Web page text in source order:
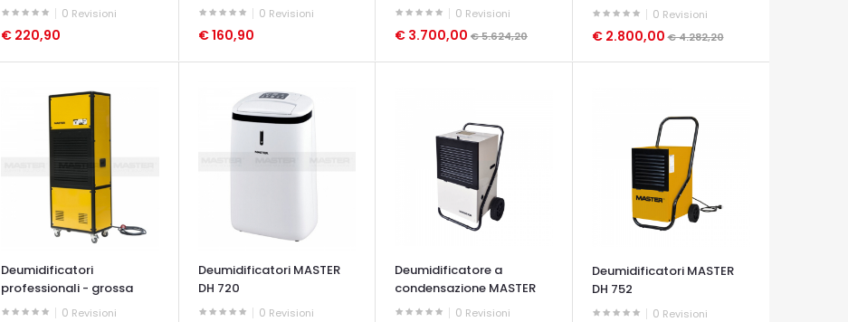
0 Revisioni
€ 220,90
OCCHIATA VELOCE
0 Revisioni
€ 160,90
OCCHIATA VELOCE
0 Revisioni
€ 3.700,00 € 5.624,20
OCCHIATA VELOCE
0 Revisioni
€ 2.800,00€ 4.282,20
OCCHIATA VELOCE
Deumidificatori
professionali - grossa
taglia
0 Revisioni
Deumidificatori MASTER
DH 720
0 Revisioni
Deumidificatore a
condensazione MASTER
DH 792
0 Revisioni
Deumidificatori MASTER
DH 752
0 Revisioni